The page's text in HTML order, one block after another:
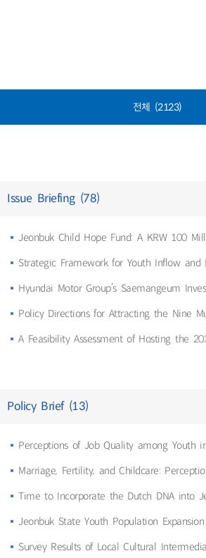
전체 (2123)
Issue Briefing (78)
Jeonbuk Child Hope Fund: A KRW 100
Strategic Framework for Youth Inflow and
Hyundai Motor Group’s Saemangeum
Policy Directions for Attracting the Nine
A Feasibility Assessment of Hosting the
Policy Brief (13)
Perceptions of Job Quality among Youth
Marriage, Fertility, and Childcare:
Time to Incorporate the Dutch DNA into
Jeonbuk State Youth Population
Survey Results of Local Cultural